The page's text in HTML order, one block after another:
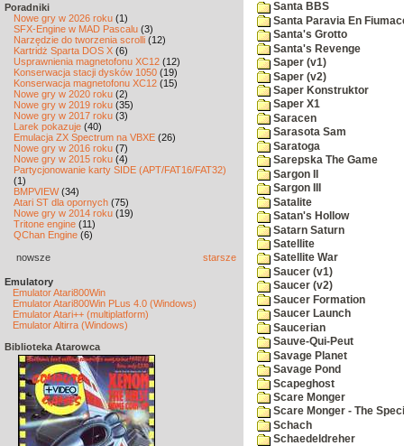
Poradniki
Nowe gry w 2026 roku (1)
SFX-Engine w MAD Pascalu (3)
Narzędzie do tworzenia scrolli (12)
Kartridż Sparta DOS X (6)
Usprawnienia magnetofonu XC12 (12)
Konserwacja stacji dysków 1050 (19)
Konserwacja magnetofonu XC12 (15)
Nowe gry w 2020 roku (2)
Nowe gry w 2019 roku (35)
Nowe gry w 2017 roku (3)
Larek pokazuje (40)
Emulacja ZX Spectrum na VBXE (26)
Nowe gry w 2016 roku (7)
Nowe gry w 2015 roku (4)
Partycjonowanie karty SIDE (APT/FAT16/FAT32)
(1)
BMPVIEW(34)
Atari ST dla opornych (75)
Nowe gry w 2014 roku (19)
Tritone engine (11)
QChan Engine (6)
nowsze starsze
Emulatory
Emulator Atari800Win
Emulator Atari800Win PLus 4.0 (Windows)
Emulator Atari++ (multiplatform)
Emulator Altirra (Windows)
Biblioteka Atarowca
Santa BBS
Santa Paravia En
Santa's Grotto
Santa's Revenge
Saper (v1)
Saper (v2)
Saper Konstruktor
Saper X1
Saracen
Sarasota Sam
Saratoga
Sarepska The Game
Sargon II
Sargon III
Satalite
Satan's Hollow
Satarn Saturn
Satellite
Satellite War
Saucer (v1)
Saucer (v2)
Saucer Formation
Saucer Launch
Saucerian
Sauve-Qui-Peut
Savage Planet
Savage Pond
Scapeghost
Scare Monger
Scare Monger - The
Schach
Schaedeldreher